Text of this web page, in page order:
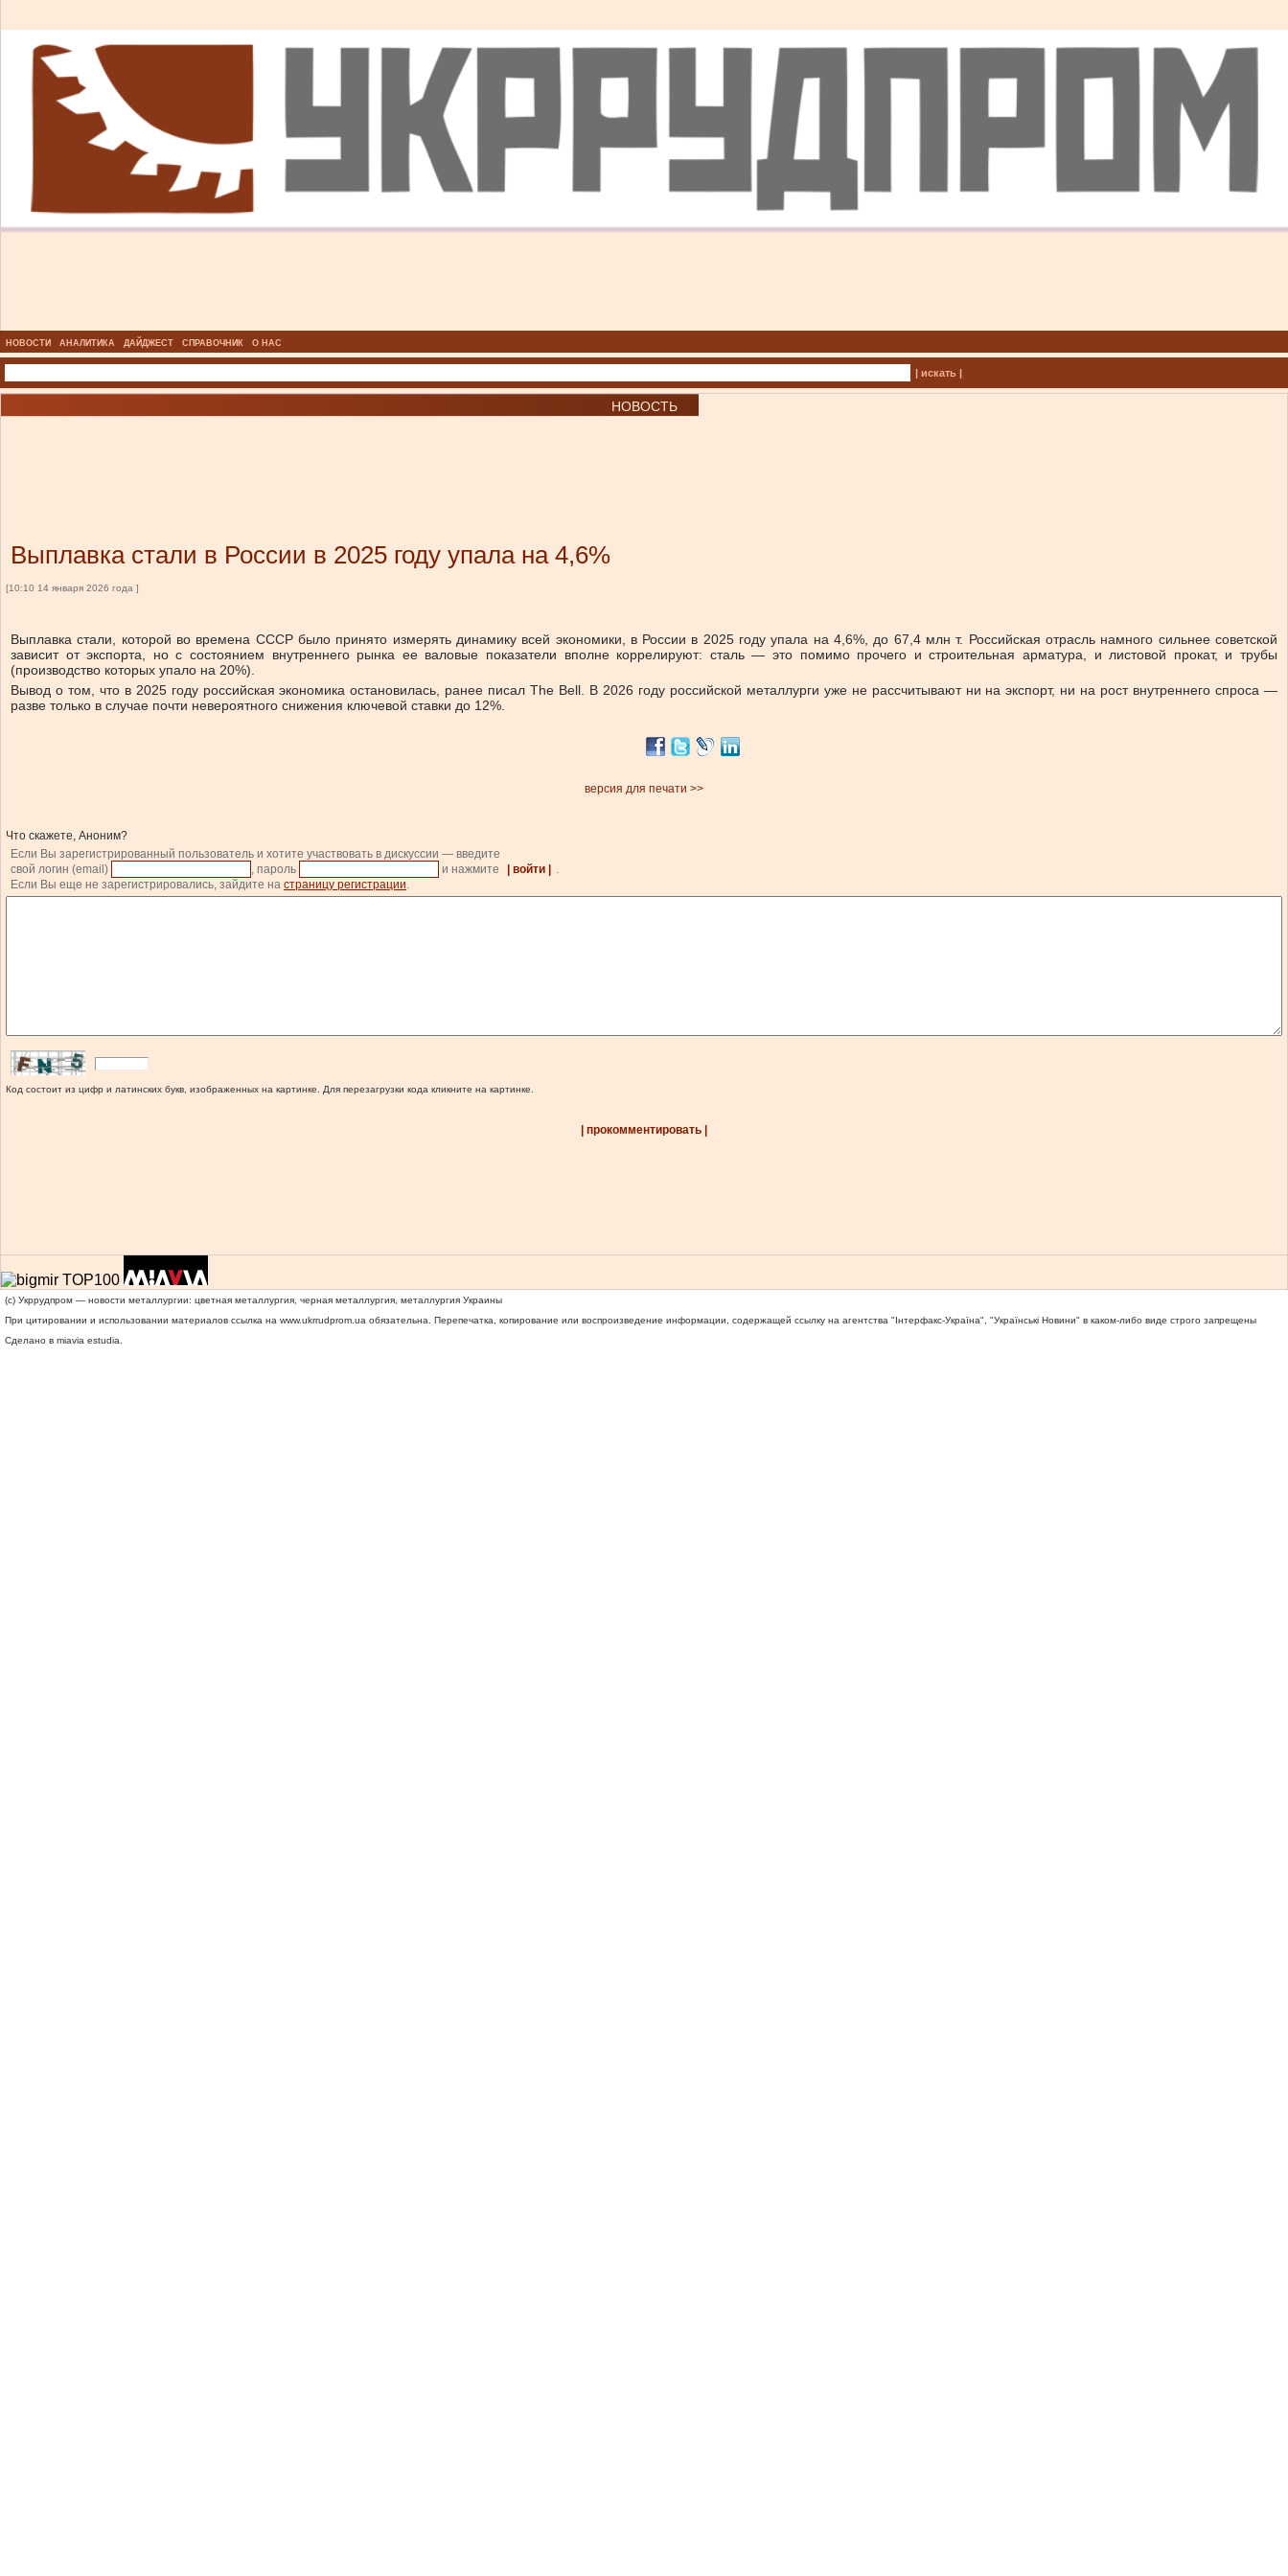
НОВОСТИ АНАЛИТИКА ДАЙДЖЕСТ СПРАВОЧНИК О НАС
| искать |
НОВОСТЬ
Выплавка стали в России в 2025 году упала на 4,6%
[10:10 14 января 2026 года ]
Выплавка стали, которой во времена СССР было принято измерять динамику всей экономики, в России в 2025 году упала на 4,6%, до 67,4 млн т. Российская отрасль намного сильнее советской
зависит от экспорта, но с состоянием внутреннего рынка ее валовые показатели вполне коррелируют: сталь — это помимо прочего и строительная арматура, и листовой прокат, и трубы
(производство которых упало на 20%).
Вывод о том, что в 2025 году российская экономика остановилась, ранее писал The Bell. В 2026 году российской металлурги уже не рассчитывают ни на экспорт, ни на рост внутреннего спроса —
разве только в случае почти невероятного снижения ключевой ставки до 12%.
версия для печати >>
Что скажете, Аноним?
Если Вы зарегистрированный пользователь и хотите участвовать в дискуссии — введите
свой логин (email)
, пароль и нажмите | войти |
.
Если Вы еще не зарегистрировались, зайдите на страницу регистрации.
Код состоит из цифр и латинских букв, изображенных на картинке. Для перезагрузки кода кликните на картинке.
| прокомментировать |
(c) Укррудпром — новости металлургии: цветная металлургия, черная металлургия, металлургия Украины
При цитировании и использовании материалов ссылка на www.ukrrudprom.ua обязательна. Перепечатка, копирование или воспроизведение информации, содержащей ссылку на агентства "Iнтерфакс-Україна", "Українськi Новини" в каком-либо виде строго запрещены
Сделано в miavia estudia.